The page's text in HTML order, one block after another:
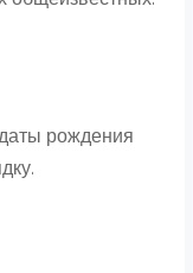
рождения